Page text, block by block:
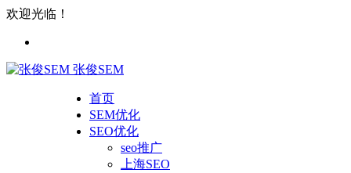
欢迎光临！
张俊SEM
首页
SEM优化
SEO优化
seo推广
上海SEO